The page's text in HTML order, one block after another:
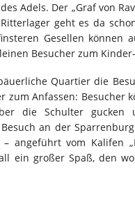
Adels. Der „Graf von
geht es da
Gesellen können
Besucher zum
Quartier die
Anfassen: Besucher
die Schulter gucken
an der
angeführt vom Kalifen
ein großer Spaß, den